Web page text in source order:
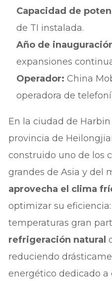
Capacidad de
de TI instalada.
Año de
expansiones
Operador: China
operadora de
En la ciudad de
provincia de
construido uno de los
grandes de Asia y del
aprovecha el clima
optimizar su
temperaturas gran
refrigeración natural
reduciendo
energético dedicado a